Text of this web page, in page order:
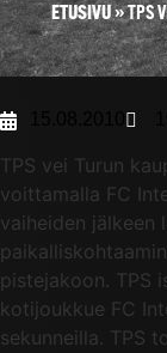
ETUSIVU»TPS
TPS vei Turun
voittamalla FC
vaiheiden jälkeen
pistejakoon. TPS
kotijoukkue FC
sekunneilla. TPS